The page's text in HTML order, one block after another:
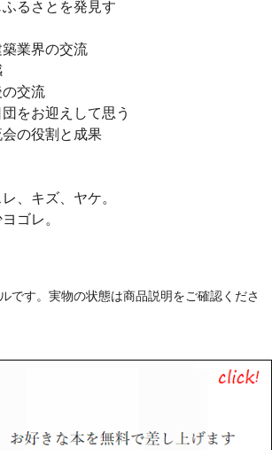
るさとを発見す
業界の交流
交流
をお迎えして思う
の役割と成果
、キズ、ヤケ。
ゴレ。
です。実物の状態は商品説明をご確認くださ